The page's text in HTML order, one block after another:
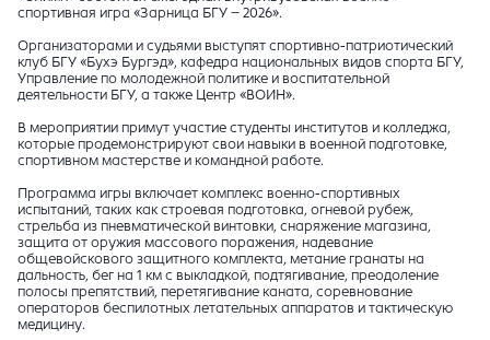
спортивная игра «Зарница БГУ – 2026».
Организаторами и судьями выступят спортивно-патриотический
клуб БГУ «Бухэ Бургэд», кафедра национальных видов спорта БГУ,
Управление по молодежной политике и воспитательной
деятельности БГУ, а также Центр «ВОИН».
В мероприятии примут участие студенты институтов и колледжа,
которые продемонстрируют свои навыки в военной подготовке,
спортивном мастерстве и командной работе.
Программа игры включает комплекс военно-спортивных
испытаний, таких как строевая подготовка, огневой рубеж,
стрельба из пневматической винтовки, снаряжение магазина,
защита от оружия массового поражения, надевание
общевойскового защитного комплекта, метание гранаты на
дальность, бег на 1 км с выкладкой, подтягивание, преодоление
полосы препятствий, перетягивание каната, соревнование
операторов беспилотных летательных аппаратов и тактическую
медицину.